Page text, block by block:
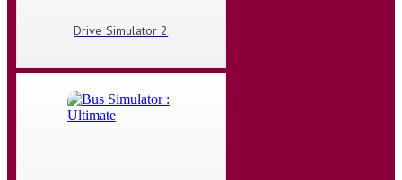
Drive Simulator 2